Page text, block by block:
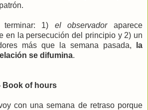
terminar: 1) el observadoraparece
en la persecución del principio y 2) un
más que la semana pasada,
la
se difumina.
Book of hours
con una semana de retraso porque